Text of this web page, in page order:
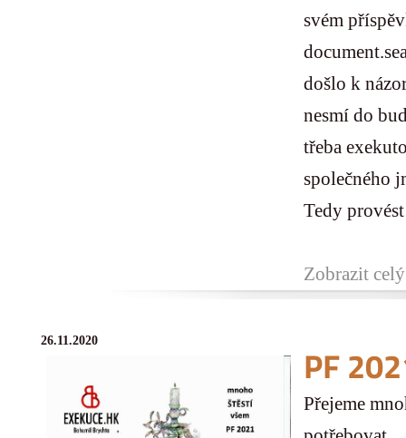
svém
došlo k
nesmí do
třeba
společného
Tedy
Zobrazit
26.11.2020
PF
Přejeme